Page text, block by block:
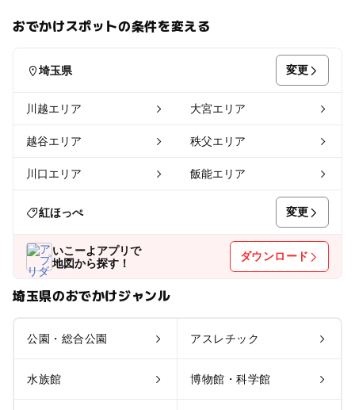
おでかけスポットの条件を変える
埼玉県 変更
川越エリア 大宮エリア
越谷エリア 秩父エリア
川口エリア 飯能エリア
紅ほっぺ 変更
いこーよアプリで
地図から探す！
ダウンロード
埼玉県のおでかけジャンル
公園・総合公園 アスレチック
水族館 博物館・科学館